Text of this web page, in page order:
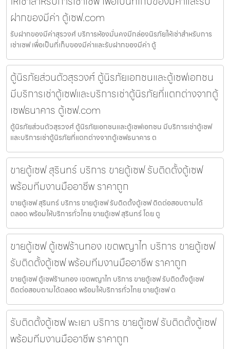
ฝากของมีค่า ตู้เซฟ.com
รับฝากของมีค่าสุรวงศ์ บริการห้องมั่นคงมีกล่องนิรภัยให้เช่าสำหรับการ
เช่าเซฟ เพื่อเป็นที่เก็บของมีค่าและรับฝากของมีค่า ตู้
ตู้นิรภัยส่วนตัวสุรวงศ์ ตู้นิรภัยเอกชนและตู้เซฟเอกชน
มีบริการเช่าตู้เซฟและบริการเช่าตู้นิรภัยที่แตกต่างจากตู้
เซฟธนาคาร ตู้เซฟ.com
ตู้นิรภัยส่วนตัวสุรวงศ์ ตู้นิรภัยเอกชนและตู้เซฟเอกชน มีบริการเช่าตู้เซฟ
และบริการเช่าตู้นิรภัยที่แตกต่างจากตู้เซฟธนาคาร ต
ขายตู้เซฟ สุรินทร์ บริการ ขายตู้เซฟ รับติดตั้งตู้เซฟ
พร้อมทีมงานมืออาชีพ ราคาถูก
ขายตู้เซฟ สุรินทร์ บริการ ขายตู้เซฟ รับติดตั้งตู้เซฟ ติดต่อสอบถามได้
ตลอด พร้อมให้บริการทั่วไทย ขายตู้เซฟ สุรินทร์ โดย ตู
ขายตู้เซฟ ตู้เซฟร้านทอง เขตพญาไท บริการ ขายตู้เซฟ
รับติดตั้งตู้เซฟ พร้อมทีมงานมืออาชีพ ราคาถูก
ขายตู้เซฟ ตู้เซฟร้านทอง เขตพญาไท บริการ ขายตู้เซฟ รับติดตั้งตู้เซฟ
ติดต่อสอบถามได้ตลอด พร้อมให้บริการทั่วไทย ขายตู้เซฟ ต
รับติดตั้งตู้เซฟ พะเยา บริการ ขายตู้เซฟ รับติดตั้งตู้เซฟ
พร้อมทีมงานมืออาชีพ ราคาถูก